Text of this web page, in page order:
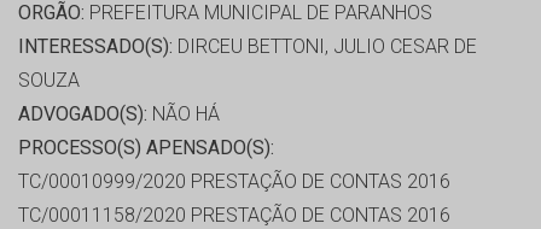
ORGÃO: PREFEITURA MUNICIPAL DE PARANHOS
INTERESSADO(S): DIRCEU BETTONI, JULIO CESAR DE
SOUZA
ADVOGADO(S): NÃO HÁ
PROCESSO(S) APENSADO(S):
TC/00010999/2020 PRESTAÇÃO DE CONTAS 2016
TC/00011158/2020 PRESTAÇÃO DE CONTAS 2016